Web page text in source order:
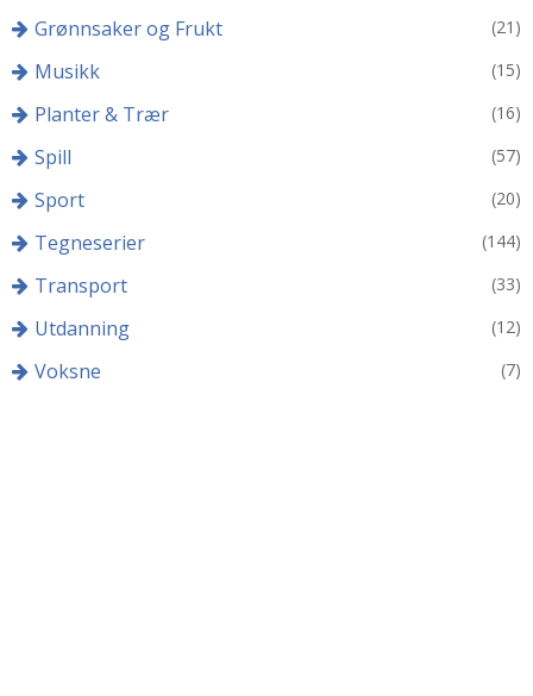
Grønnsaker og Frukt (21)
Musikk (15)
Planter & Trær (16)
Spill (57)
Sport (20)
Tegneserier (144)
Transport (33)
Utdanning (12)
Voksne (7)